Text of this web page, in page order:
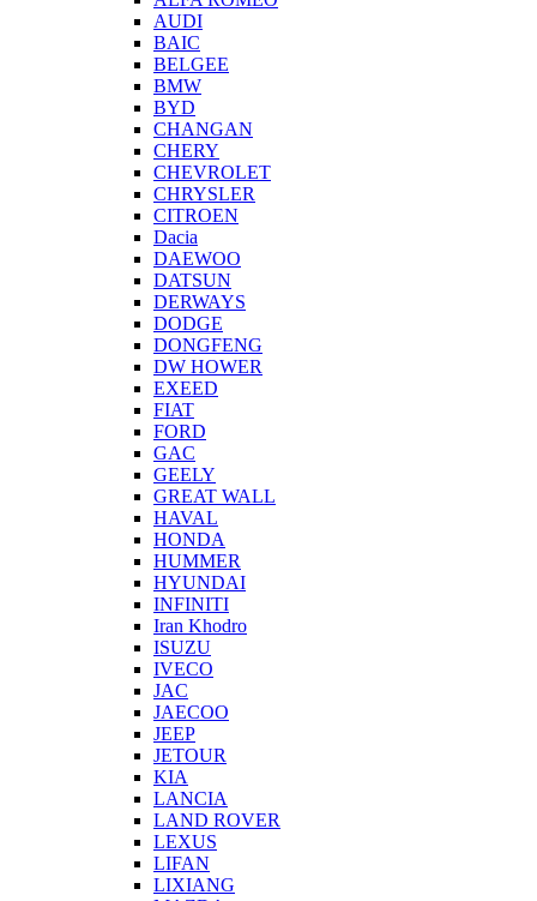
AUDI
BAIC
BELGEE
BMW
BYD
CHANGAN
CHERY
CHEVROLET
CHRYSLER
CITROEN
Dacia
DAEWOO
DATSUN
DERWAYS
DODGE
DONGFENG
DW HOWER
EXEED
FIAT
FORD
GAC
GEELY
GREAT WALL
HAVAL
HONDA
HUMMER
HYUNDAI
INFINITI
Iran Khodro
ISUZU
IVECO
JAC
JAECOO
JEEP
JETOUR
KIA
LANCIA
LAND ROVER
LEXUS
LIFAN
LIXIANG